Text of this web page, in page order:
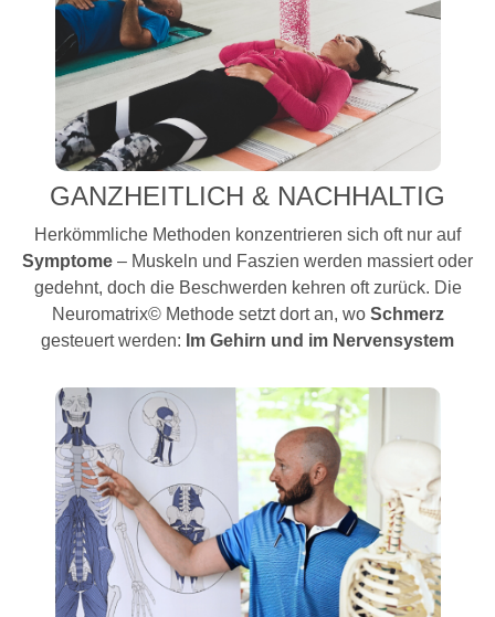
GANZHEITLICH & NACHHALTIG
Herkömmliche Methoden konzentrieren sich oft nur auf
Symptome – Muskeln und Faszien werden massiert oder
gedehnt, doch die Beschwerden kehren oft zurück. Die
Neuromatrix©Methode setzt dort an, wo Schmerz
gesteuert werden: Im Gehirn und im Nervensystem